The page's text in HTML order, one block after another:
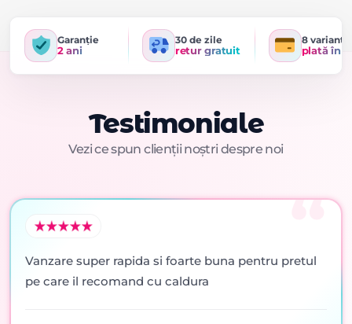
Garanție
2 ani
30 de zile
retur gratuit
8 variante
plată în
Testimoniale
Vezi ce spun clienții noștri despre noi
Vanzare super rapida si foarte buna pentru pretul
pe care il recomand cu caldura